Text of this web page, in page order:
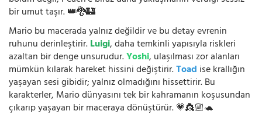
bir umut taşır. 👑🐉🏰
Mario bu macerada yalnız değildir ve bu detay evrenin
ruhunu derinleştirir.Luigi, daha temkinli yapısıyla riskleri
azaltan bir denge unsurudur.Yoshi, ulaşılması zor alanları
mümkün kılarak hareket hissini değiştirir.Toad ise krallığın
yaşayan sesi gibidir; yalnız olmadığını hissettirir. Bu
karakterler, Mario dünyasını tek bir kahramanın koşusundan
çıkarıp yaşayan bir maceraya dönüştürür. 💗👸🏼🐢